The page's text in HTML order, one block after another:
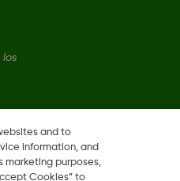
los
and to
information, and
marketing purposes,
Cookies” to